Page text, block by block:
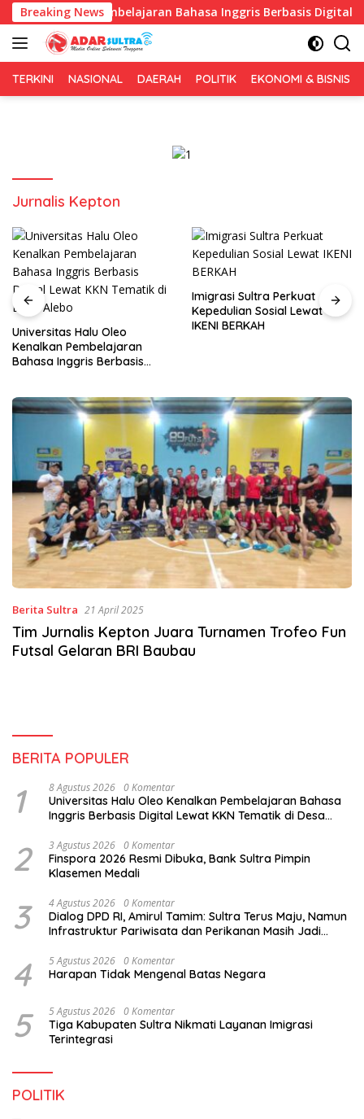
Langsung
ke
konten
Breaking NewsPembelajaran Bahasa Inggris Berbasis Digital Lewat
TERKINI NASIONAL DAERAH POLITIK EKONOMI & BISNIS
Jurnalis Kepton
Imigrasi Sultra Perkuat
Kepedulian Sosial Lewat
IKENI BERKAH
Gerakan Irigasi Bersih
ke-81, Pemkot Kendari
Berita Sultra 21 April 2025
Tim Jurnalis Kepton Juara Turnamen Trofeo Fun
Futsal Gelaran BRI Baubau
BERITA POPULER
1 8 Agustus 2026 0 Komentar
Universitas Halu Oleo Kenalkan Pembelajaran Bahasa
Inggris Berbasis Digital Lewat KKN Tematik di Desa
2 3 Agustus 2026 0 Komentar
Finspora 2026 Resmi Dibuka, Bank Sultra Pimpin
Klasemen Medali
3 4 Agustus 2026 0 Komentar
Dialog DPD RI, Amirul Tamim: Sultra Terus Maju, Namun
Infrastruktur Pariwisata dan Perikanan Masih Jadi
4 5 Agustus 2026 0 Komentar
Harapan Tidak Mengenal Batas Negara
5 5 Agustus 2026 0 Komentar
Tiga Kabupaten Sultra Nikmati Layanan Imigrasi
Terintegrasi
POLITIK